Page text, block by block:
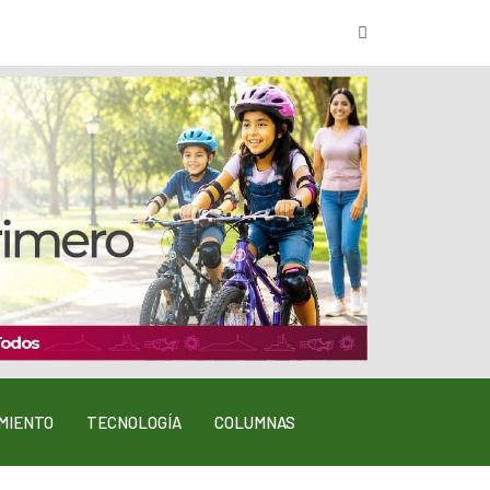
TECNOLOGÍA COLUMNAS